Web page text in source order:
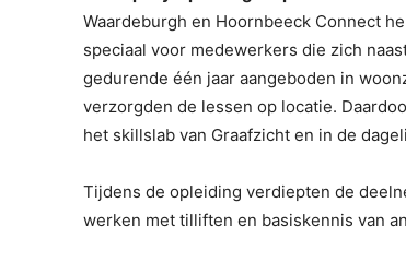
Waardeburgh en Hoornbeeck Connect
speciaal voor medewerkers die zich
gedurende één jaar aangeboden in
verzorgden de lessen op locatie.
het skillslab van Graafzicht en in de
Tijdens de opleiding verdiepten de
werken met tilliften en basiskennis van